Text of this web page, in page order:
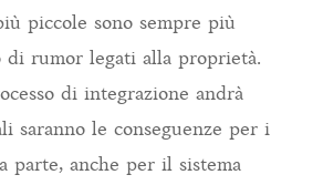
piccole sono sempre più
di rumor legati alla proprietà.
di integrazione andrà
saranno le conseguenze per i
parte, anche per il sistema